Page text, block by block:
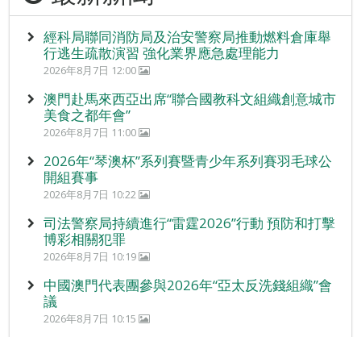
經科局聯同消防局及治安警察局推動燃料倉庫舉
行逃生疏散演習 強化業界應急處理能力
2026年8月7日 12:00
澳門赴馬來西亞出席“聯合國教科文組織創意城市
美食之都年會”
2026年8月7日 11:00
2026年“琴澳杯”系列賽暨青少年系列賽羽毛球公
開組賽事
2026年8月7日 10:22
司法警察局持續進行“雷霆2026”行動 預防和打擊
博彩相關犯罪
2026年8月7日 10:19
中國澳門代表團參與2026年“亞太反洗錢組織”會
議
2026年8月7日 10:15